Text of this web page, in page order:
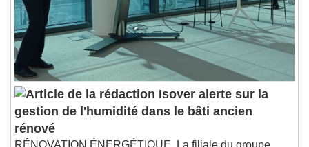
Isover alerte sur la
gestion de l'humidité dans le bâti ancien
rénové